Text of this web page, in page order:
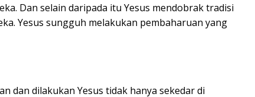
Dan selain daripada itu Yesus mendobrak tradisi
Yesus sungguh melakukan pembaharuan yang
dan dilakukan Yesus tidak hanya sekedar di